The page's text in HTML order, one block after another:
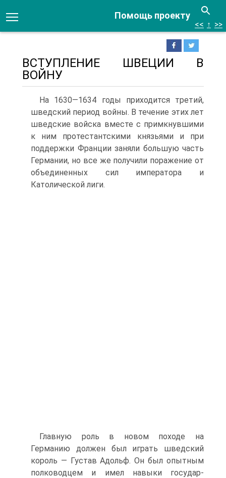
Помощь проекту
<< ↑ >>
ВСТУПЛЕНИЕ ШВЕЦИИ В
ВОЙНУ
На 1630—1634 годы приходится третий,
шведский период войны. В течение этих лет
шведские войска вместе с примкнувшими
к ним протестантскими кня­зьями и при
поддержки Франции заняли большую часть
Германии, но все же получили поражение от
объединенных сил императора и
Католической лиги.
Главную роль в новом походе на
Германию должен был играть шведский
король — Густав Адольф. Он был опытным
полководцем и имел навыки государ­